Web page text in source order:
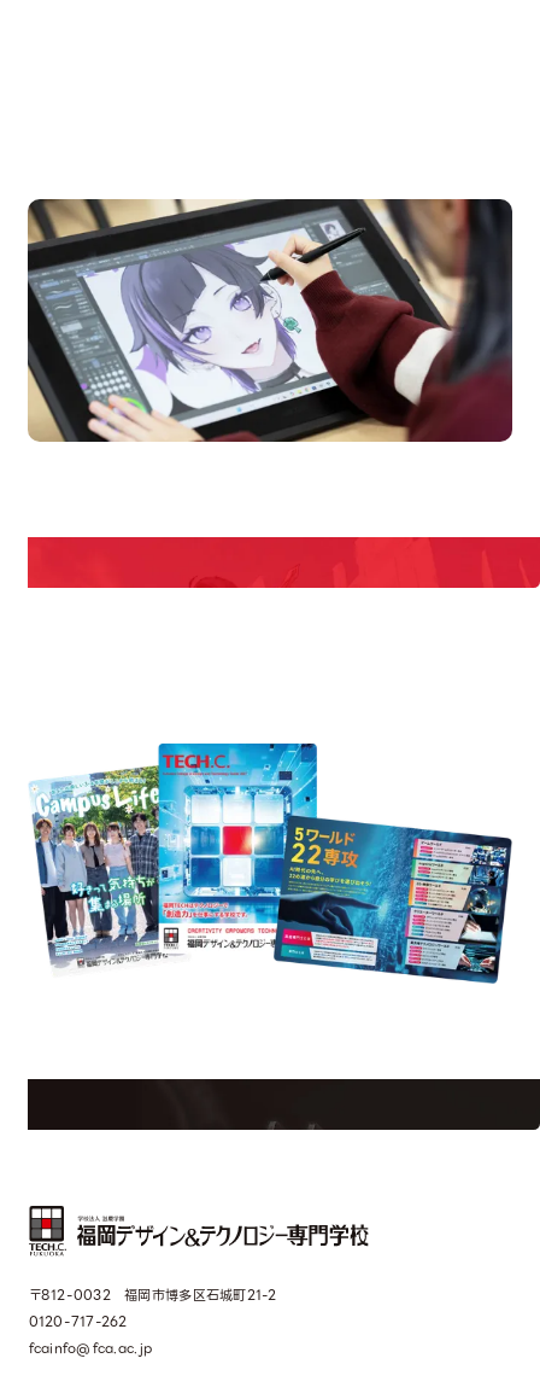
Campus Open
Information
〒812-0032 福岡市博多区石城町21-2
0120-717-262
fcainfo@fca.ac.jp